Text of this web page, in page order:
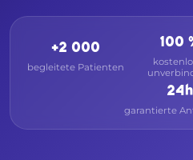
+2 000
begleitete Patienten
100
24h
garantierte